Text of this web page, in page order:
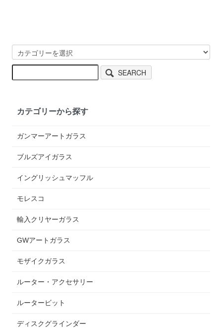
SEARCH
カテゴリーから探す
ガンマーアートガラス
ブルズアイガラス
イングリッシュマッフル
モレスコ
輸入クリヤーガラス
GWアートガラス
モザイクガラス
ルーター・アクセサリー
ルータービット
ディスクグラインダー